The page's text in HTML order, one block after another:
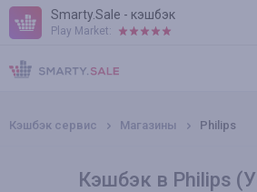
Smarty.Sale - кэшбэк
Play Market:
ПРАВИЛА
ПЛАГИНЫ
Кэшбэк сервис Магазины Philips
Кэшбэк в Philips